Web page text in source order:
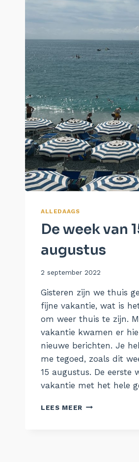
ALLEDAAGS
De week van
augustus
Door
2 september 2022
Gisteren zijn we thuis
fijne vakantie, wat is
om weer thuis te zijn.
vakantie kwamen er
nieuwe berichten. Je
me tegoed, zoals dit
15 augustus. De eerste
vakantie met het hele
LEES MEER DE